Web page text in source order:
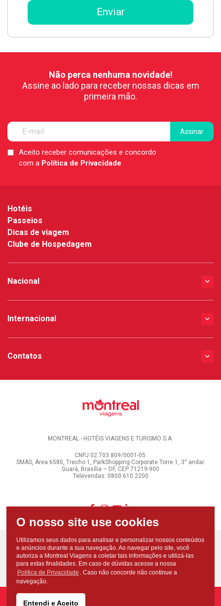
Não perca nenhuma novidade!
Assine ao lado para receber nossas dicas em
primeira mão.
LGPDAceito receber comunicações e concordo
com a Política de Privacidade
Hotéis
Passeios
Dicas de viagem
Clube de Hospedagem
Nacional
Internacional
Contatos
MONTREAL - HOTÉIS VIAGENS E TURISMO S.A.
CNPJ 02.703.809/0001-05.
SMAS, Área 6580, Trecho 1, ParkShopping Corporate Torre 1, 3° andar.
Guará, Brasília – DF, CEP 71219-900
Televendas: 0800 610 2200
Utilizamos seus dados para analisar e personalizar nossos conteúdos
e anúncios durante a sua navegação. Ao navegar pelo site, você
autoriza a Montreal Viagens a coletar tais informações e utilizá-las
para estas finalidades. Em caso de dúvidas acesse a nossa
Politica de Privacidade . Caso não concorde não continue a
navegação.
Entendi e Aceito